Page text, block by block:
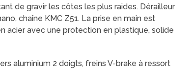
de gravir les côtes les plus raides. Dérailleur
chaîne KMC Z51. La prise en main est
acier avec une protection en plastique, solide
aluminium 2 doigts, freins V-brake à ressort